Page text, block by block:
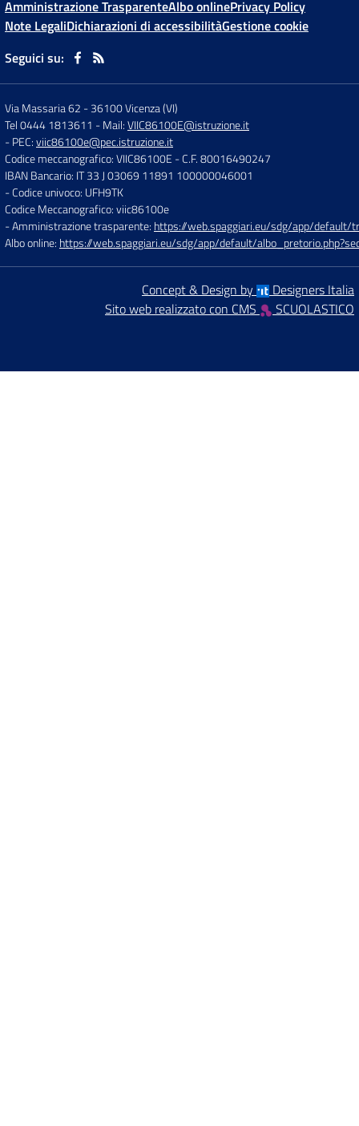
Amministrazione TrasparenteAlbo onlinePrivacy Policy
Note LegaliDichiarazioni di accessibilitàGestione cookie
Seguici su:
Via Massaria 62 -36100 Vicenza (VI)
Tel 0444 1813611 - Mail:VIIC86100E@istruzione.it
- PEC:viic86100e@pec.istruzione.it
Codice meccanografico: VIIC86100E - C.F. 80016490247
IBAN Bancario: IT 33 J 03069 11891 100000046001
- Codice univoco: UFH9TK
Codice Meccanografico: viic86100e
- Amministrazione trasparente: https://web.spaggiari.eu/sdg/app/default/
Albo online: https://web.spaggiari.eu/sdg/app/default/
Concept & Design by
Designers Italia
Sito web realizzato con CMS
SCUOLASTICO